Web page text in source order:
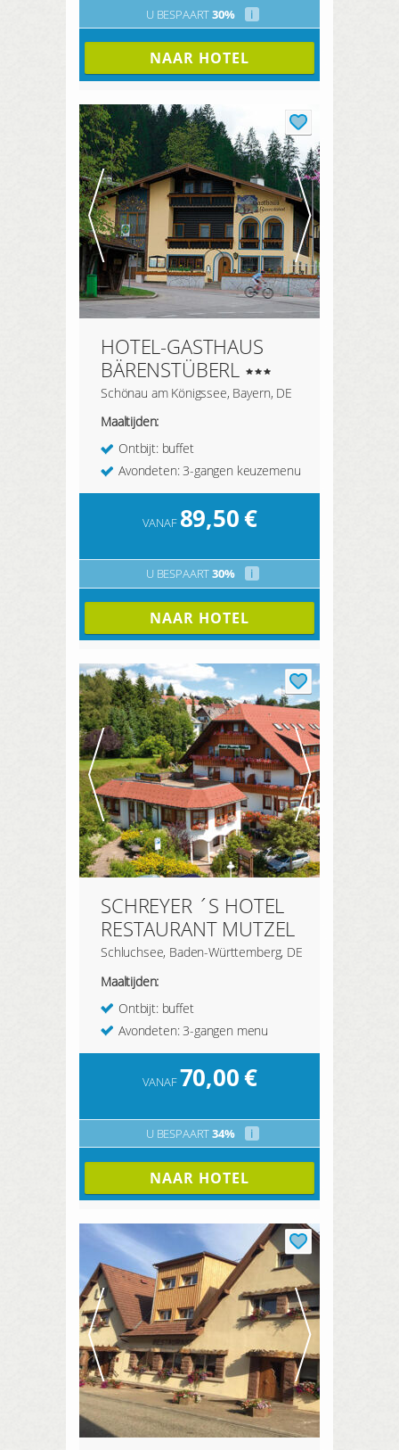
U BESPAART30% i
NAAR HOTEL
HOTEL-GASTHAUS
BÄRENSTÜBERL
Schönau am Königssee, Bayern, DE
Maaltijden:
Ontbijt: buffet
Avondeten: 3-gangen keuzemenu
VANAF 89,50€
U BESPAART30% i
NAAR HOTEL
SCHREYER ´S HOTEL
RESTAURANT MUTZEL
Schluchsee, Baden-Württemberg, DE
Maaltijden:
Ontbijt: buffet
Avondeten: 3-gangen menu
VANAF70,00€
U BESPAART34% i
NAAR HOTEL